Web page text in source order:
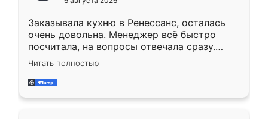
мебели буду заказывать только здесь.
Заказывала кухню в Ренессанс, осталась
очень довольна. Менеджер всё быстро
посчитала, на вопросы отвечала сразу.
Замерщик приехал в субботу, подошёл к
делу со всей ответственностью. Собрали
за день, ребята работали аккуратно, даже
Читать полностью